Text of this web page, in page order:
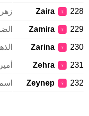
228
♀
Zaira زهر
229
♀
Zamira
230
♀
Zarina
231
♀
Zehra
232
♀
Zeynep